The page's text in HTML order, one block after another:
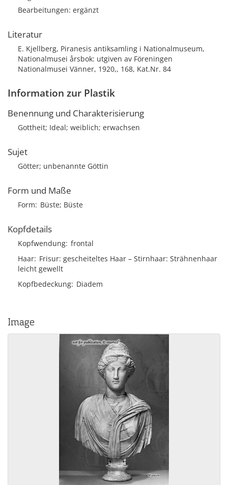
Bearbeitungen: ergänzt
Literatur
E. Kjellberg, Piranesis antiksamling i Nationalmuseum,
Nationalmusei årsbok: utgiven av Föreningen
Nationalmusei Vänner, 1920,, 168, Kat.Nr. 84
Information zur Plastik
Benennung und Charakterisierung
Gottheit; Ideal; weiblich; erwachsen
Sujet
Götter; unbenannte Göttin
Form und Maße
Form Büste; Büste
Kopfdetails
Kopfwendung frontal
Haar Frisur gescheiteltes Haar Stirnhaar Strähnenhaar
leicht gewellt
Kopfbedeckung Diadem
Image